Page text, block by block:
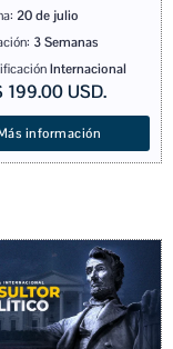
20 de julio
3 Semanas
Internacional
199.00USD.
información